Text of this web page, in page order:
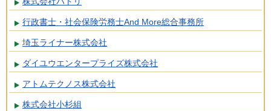
行政書士・社会保険労務士And More総合事務所
埼玉ライナー株式会社
ダイユウエンタープライズ株式会社
アトムテクノス株式会社
株式会社小杉組